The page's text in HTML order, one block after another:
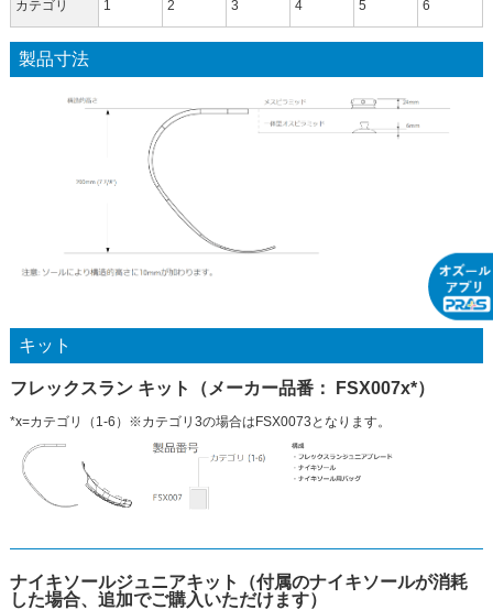
カテゴリ 1 2 3 4 5 6
製品寸法
キット
フレックスラン キット（メーカー品番： FSX007x*）
*x=カテゴリ（1-6）※カテゴリ3の場合はFSX0073となります。
ナイキソールジュニアキット（付属のナイキソールが消耗
した場合、追加でご購入いただけます）